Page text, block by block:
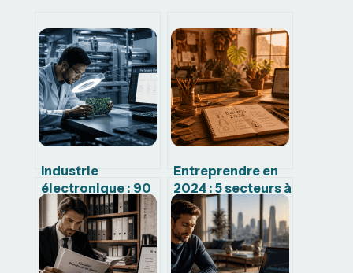
Industrie
électronique : 90
% de PME et 4
critères pour
choisir votre
partenaire
Entreprendre en
2024 : 5 secteurs à
haute rentabilité
et la méthode
pour valider votre
projet